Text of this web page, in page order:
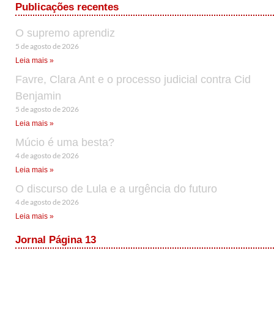
Publicações recentes
O supremo aprendiz
5 de agosto de 2026
Leia mais »
Favre, Clara Ant e o processo judicial contra Cid
Benjamin
5 de agosto de 2026
Leia mais »
Múcio é uma besta?
4 de agosto de 2026
Leia mais »
O discurso de Lula e a urgência do futuro
4 de agosto de 2026
Leia mais »
Jornal Página 13